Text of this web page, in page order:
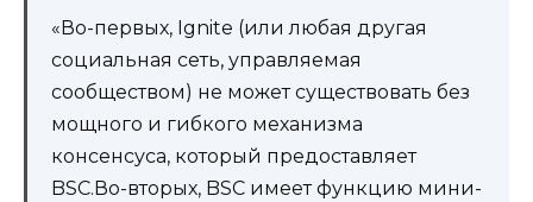
«Во-первых, Ignite (или любая другая
социальная сеть, управляемая
сообществом) не может существовать без
мощного и гибкого механизма
консенсуса, который предоставляет
BSC.Во-вторых, BSC имеет функцию мини-